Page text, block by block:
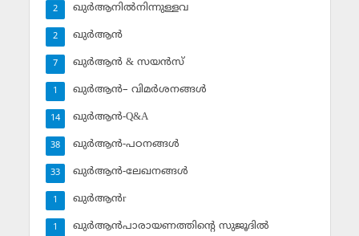
ഖുര്‍ആനില്‍നിന്നുള്ളവ
2
ഖുര്‍ആന്‍
2
ഖുര്‍ആന്‍ & സയന്‍സ്‌
7
ഖുര്‍ആന്‍– വിമര്‍ശനങ്ങള്‍
1
ഖുര്‍ആന്‍-Q&A
14
ഖുര്‍ആന്‍-പഠനങ്ങള്‍
38
ഖുര്‍ആന്‍-ലേഖനങ്ങള്‍
33
ഖുര്‍ആന്‍r
1
ഖുര്‍ആന്‍പാരായണത്തിന്റെ സുജൂദില്‍
1